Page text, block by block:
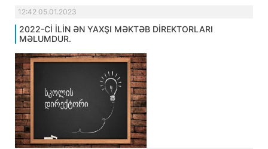
12:42 05.01.2023
2022-Cİ İLİN ƏN YAXŞI MƏKTƏB DİREKTORLARI
MƏLUMDUR.